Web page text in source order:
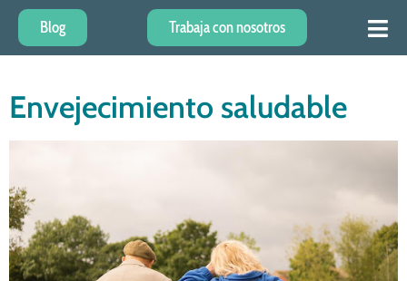
Blog Trabaja con nosotros
Envejecimiento saludable